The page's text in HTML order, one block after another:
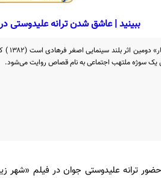
ببینید | عاشق شدن ترانه علیدوستی
«شهر زیبا» پس از «رقص در غبار»
یک سوژه ملتهب اجتماعی به نام قصاص روایت می‌شود.
ترانه علیدوستی جوان در فیلم «شهر